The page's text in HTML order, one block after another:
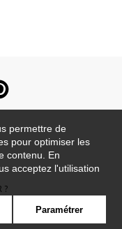
?
permettre de
pour optimiser les
contenu. En
acceptez l'utilisation
Paramétrer